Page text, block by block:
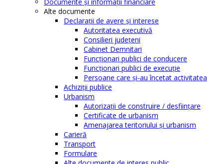
Alte documente
Declaraţii de avere şi interese
Autoritatea executivă
Consilieri judeţeni
Cabinet Demnitari
Funcţionari publici de conducere
Funcționari publici de execuție
Persoane care şi-au încetat activitatea
Achiziţii publice
Urbanism
Autorizații de construire / desființare
Certificate de urbanism
Amenajarea teritoriului şi urbanism
Carieră
Transport
Formulare